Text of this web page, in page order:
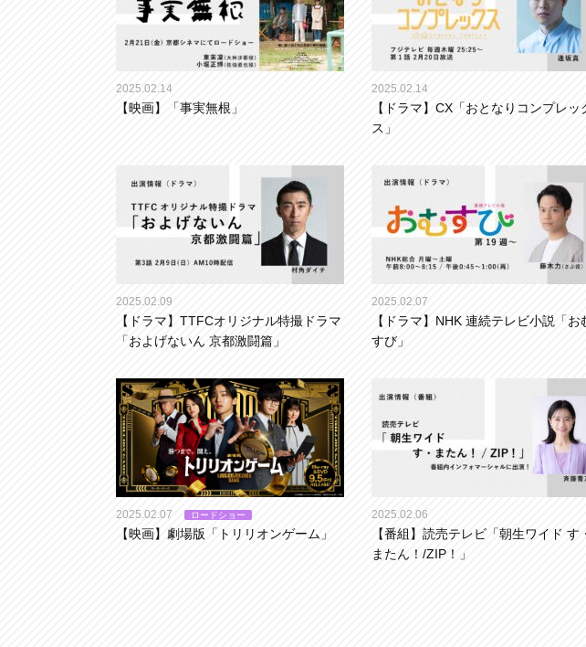
2025.02.14
【映画】「事実無根」
2025.02.14
【ドラマ】CX「おとなりコンプレッ
ス」
2025.02.09
【ドラマ】TTFCオリジナル特撮ドラマ
「およげないん 京都激闘篇」
2025.02.07
【ドラマ】NHK 連続テレビ小説「お
すび」
2025.02.07 ロードショー
【映画】劇場版「トリリオンゲーム」
2025.02.06
【番組】読売テレビ「朝生ワイド す
またん！/ZIP！」